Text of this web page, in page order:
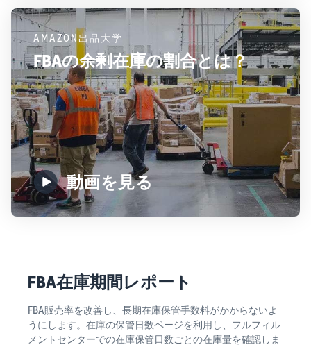
AMAZON出品大学
FBAの余剰在庫の割合とは？
動画を見る
FBA在庫期間レポート
FBA販売率を改善し、長期在庫保管手数料がかからないよ
うにします。在庫の保管日数ページを利用し、フルフィル
メントセンターでの在庫保管日数ごとの在庫量を確認しま